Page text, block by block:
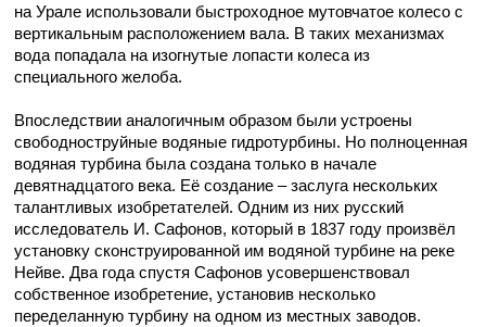
на Урале использовали быстроходное мутовчатое колесо с
вертикальным расположением вала. В таких механизмах
вода попадала на изогнутые лопасти колеса из
специального желоба.
Впоследствии аналогичным образом были устроены
свободноструйные водяные гидротурбины. Но полноценная
водяная турбина была создана только в начале
девятнадцатого века. Её создание – заслуга нескольких
талантливых изобретателей. Одним из них русский
исследователь И. Сафонов, который в 1837 году произвёл
установку сконструированной им водяной турбине на реке
Нейве. Два года спустя Сафонов усовершенствовал
собственное изобретение, установив несколько
переделанную турбину на одном из местных заводов.